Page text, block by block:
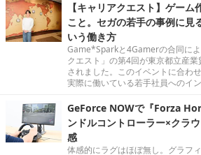
【キャリアクエスト】ゲー
こと。セガの若手の事例に見
いう働き方
Game*Sparkと4Gamerの合同に
クエスト」の第4回が東京都立産
されました。このイベントに合わ
実際に働いている若手社員へのイ
GeForce NOWで『Forza
ンドルコントローラー×クラ
感
体感的にラグはほぼ無し。グラフ